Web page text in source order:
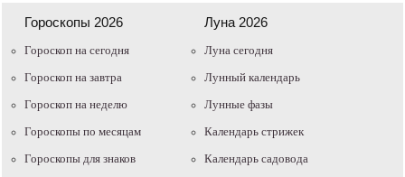
Гороскопы 2026
Гороскоп на сегодня
Гороскоп на завтра
Гороскоп на неделю
Гороскопы по месяцам
Гороскопы для знаков
Луна 2026
Луна сегодня
Лунный календарь
Лунные фазы
Календарь стрижек
Календарь садовода